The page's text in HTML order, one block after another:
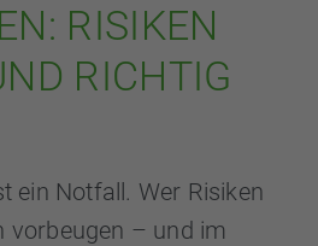
RISIKEN
RICHTIG
ein Notfall. Wer Risiken
vorbeugen – und im